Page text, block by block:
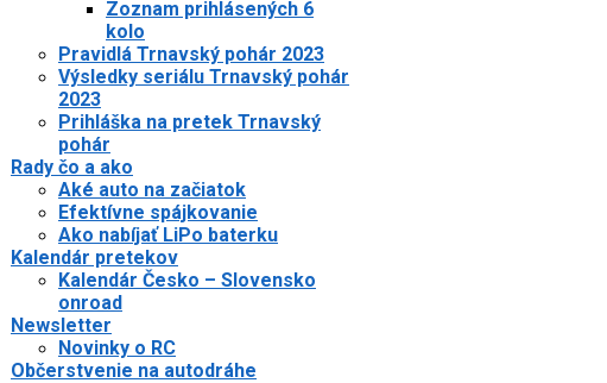
Zoznam prihlásených 6
kolo
Pravidlá Trnavský pohár 2023
Výsledky seriálu Trnavský pohár
2023
Prihláška na pretek Trnavský
pohár
Rady čo a ako
Aké auto na začiatok
Efektívne spájkovanie
Ako nabíjať LiPo baterku
Kalendár pretekov
Kalendár Česko – Slovensko
onroad
Newsletter
Novinky o RC
Občerstvenie na autodráhe